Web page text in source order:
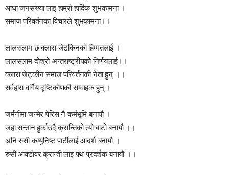
आधा जनसंख्या लाइ हाम्रो हार्दिक शुभकामना ।
समाज परिवर्तनका विचारले शुभकामना।।
लालसलाम छ क्लारा जेटकिनको हिम्मतलाई ।
लालसलाम दोश्रो अन्तराष्ट्रीयको निर्णयलाई।‌।
क्लारा जेट्कीन समाज परिवर्तनकी नेता हुन् ।।
सर्वहारा वर्गिय दृष्टिकोणकी सम्वाहक हुन् ।
जर्मनीमा जन्मेर पेरिस नै कर्मभूमि बनायौ ।
जहा सन्तान हुर्काउदै क्रान्तिको त्यो बाटो बनायौ ।।
अनि रुसी कम्युनिष्ट पार्टीलाई आदर्श बनायौ ।
रुसी आक्टोवर क्रान्ती लाइ पथ प्रदर्शक बनायौ ।।